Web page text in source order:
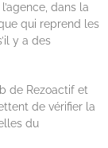
dans la
qui reprend les
y a des
de Rezoactif et
de vérifier la
du